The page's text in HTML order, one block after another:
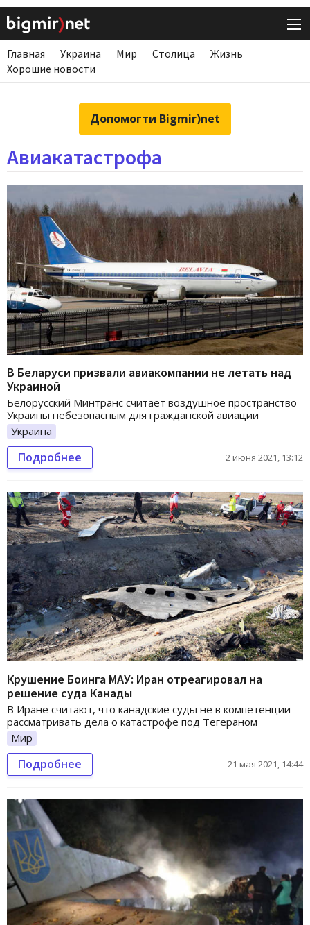
Главная Украина Мир Столица
Жизнь
Хорошие новости
Допомогти Bigmir)net
Авиакатастрофа
В Беларуси призвали авиакомпании не летать над
Украиной
Белорусский Минтранс считает воздушное пространство
Украины небезопасным для гражданской авиации
Украина
Подробнее 2 июня 2021, 13:12
Крушение Боинга МАУ: Иран отреагировал на
решение суда Канады
В Иране считают, что канадские суды не в компетенции
рассматривать дела о катастрофе под Тегераном
Мир
Подробнее 21 мая 2021, 14:44